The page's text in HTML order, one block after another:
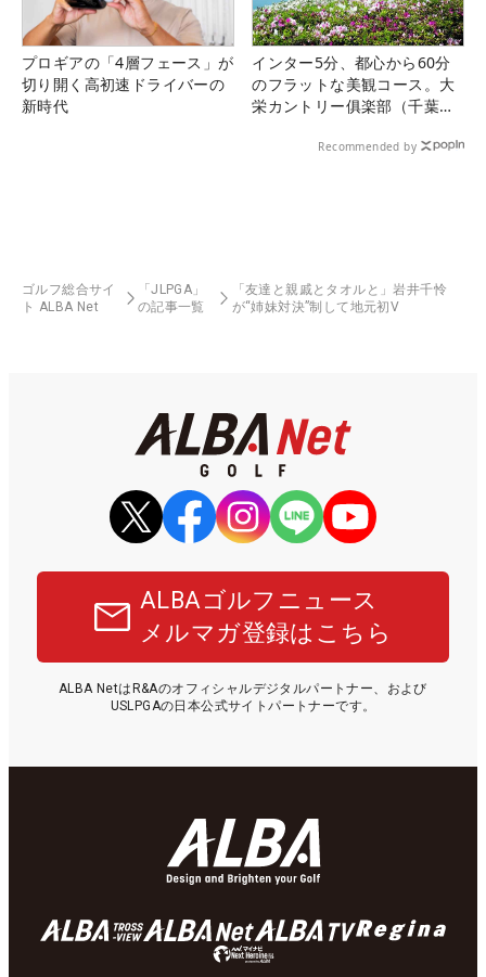
プロギアの「4層フェース」が
切り開く高初速ドライバーの
新時代
インター5分、都心から60分
のフラットな美観コース。大
栄カントリー俱楽部（千葉
Recommended by
ゴルフ総合サイ
ト ALBA Net
「JLPGA」
の記事一覧
「友達と親戚とタオルと」岩井千怜
が“姉妹対決”制して地元初V
ALBAゴルフニュース
メルマガ登録はこちら
ALBA NetはR&Aのオフィシャルデジタルパートナー、および
USLPGAの日本公式サイトパートナーです。